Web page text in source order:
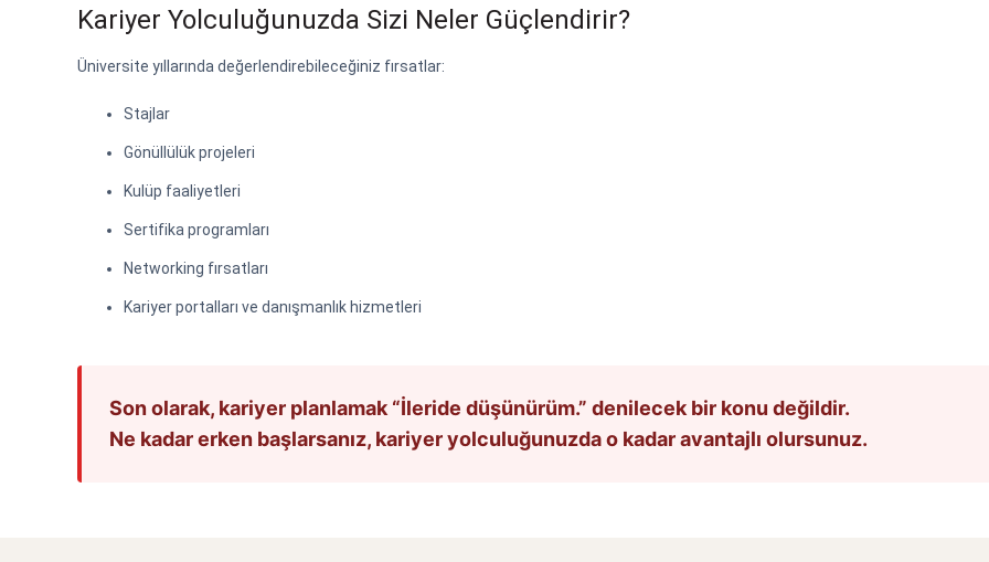
Kariyer Yolculuğunuzda Sizi Neler Güçlendirir?
Üniversite yıllarında değerlendirebileceğiniz fırsatlar:
Stajlar
Gönüllülük projeleri
Kulüp faaliyetleri
Sertifika programları
Networking fırsatları
Kariyer portalları ve danışmanlık hizmetleri
Son olarak, kariyer planlamak “İleride düşünürüm.” denilecek bir konu değildir.
Ne kadar erken başlarsanız, kariyer yolculuğunuzda o kadar avantajlı olursunuz.